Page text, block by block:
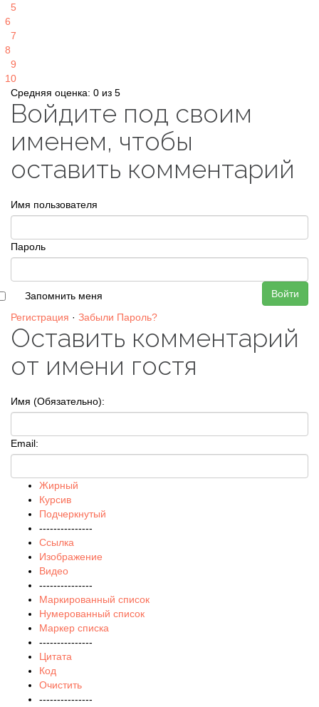
5
6
7
8
9
10
Средняя оценка: 0 из 5
Войдите под своим
именем, чтобы
оставить комментарий
Имя пользователя
Пароль
Войти
Запомнить меня
Регистрация · Забыли Пароль?
Оставить комментарий
от имени гостя
Имя (Обязательно):
Email:
Жирный
Курсив
Подчеркнутый
---------------
Ссылка
Изображение
Видео
---------------
Маркированный список
Нумерованный список
Маркер списка
---------------
Цитата
Код
Очистить
---------------